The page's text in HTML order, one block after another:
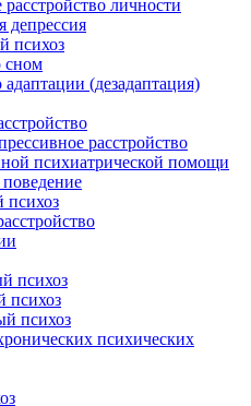
расстройство личности
депрессия
психоз
сном
адаптации (дезадаптация)
расстройство
психиатрической помощи
психоз
психоз
психоз
психоз
психических